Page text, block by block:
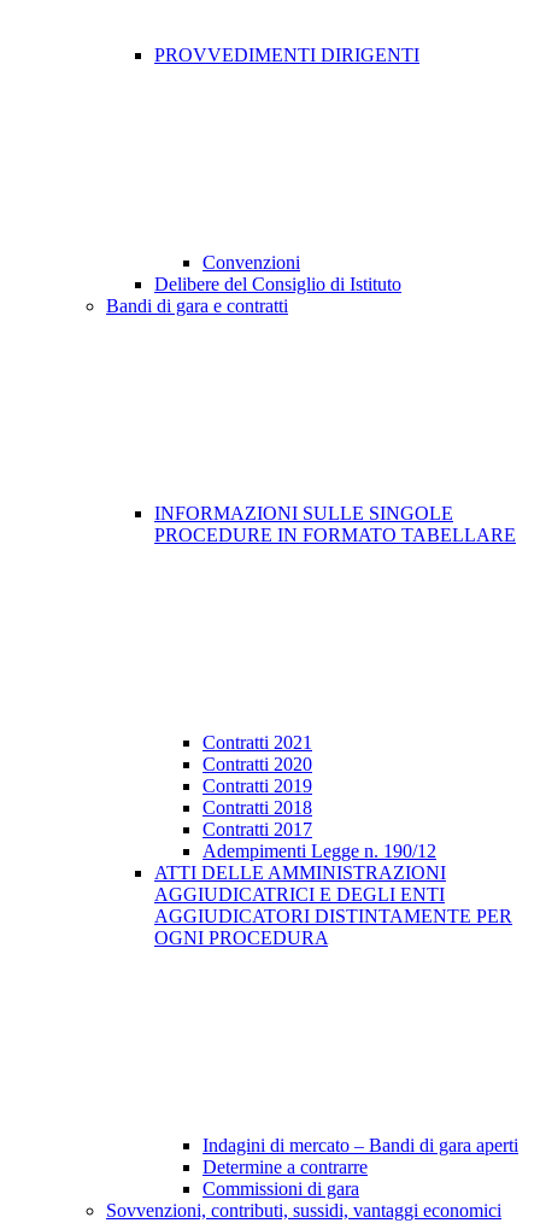
PROVVEDIMENTI DIRIGENTI
Convenzioni
Delibere del Consiglio di Istituto
Bandi di gara e contratti
INFORMAZIONI SULLE SINGOLE
PROCEDURE IN FORMATO TABELLARE
Contratti 2021
Contratti 2020
Contratti 2019
Contratti 2018
Contratti 2017
Adempimenti Legge n. 190/12
ATTI DELLE AMMINISTRAZIONI
AGGIUDICATRICI E DEGLI ENTI
AGGIUDICATORI DISTINTAMENTE PER
OGNI PROCEDURA
Indagini di mercato – Bandi di gara aperti
Determine a contrarre
Commissioni di gara
Sovvenzioni, contributi, sussidi, vantaggi economici